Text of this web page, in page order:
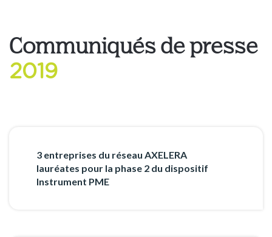
Communiqués de presse
2019
3 entreprises du réseau AXELERA
lauréates pour la phase 2 du dispositif
Instrument PME